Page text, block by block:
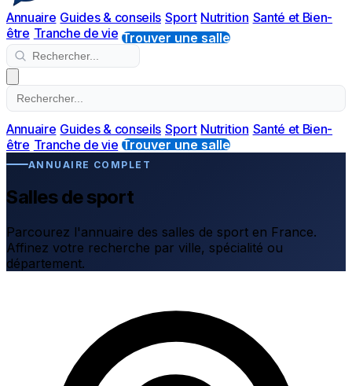
Annuaire Guides & conseils Sport Nutrition Santé et Bien-
être Tranche de vie Trouver une salle
Annuaire Guides & conseils Sport Nutrition Santé et Bien-
être Tranche de vie Trouver une salle
ANNUAIRE COMPLET
Salles de sport
Parcourez l'annuaire des salles de sport en France.
Affinez votre recherche par ville, spécialité ou
département.